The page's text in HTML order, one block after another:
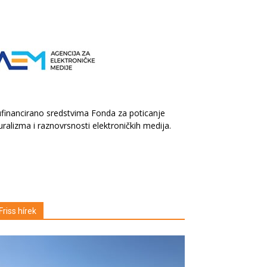
sredstvima Fonda za poticanje
i raznovrsnosti elektroničkih medija.
Friss hírek